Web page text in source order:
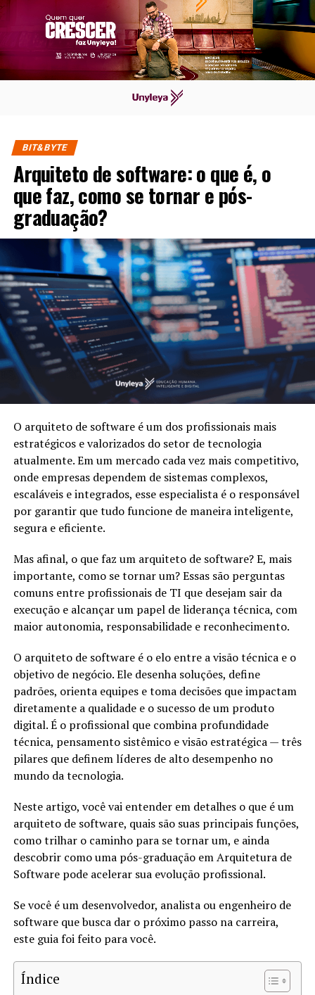
BIT&BYTE
Arquiteto de software: o que é, o
que faz, como se tornar e pós-
graduação?
O arquiteto de software é um dos profissionais mais
estratégicos e valorizados do setor de tecnologia
atualmente. Em um mercado cada vez mais competitivo,
onde empresas dependem de sistemas complexos,
escaláveis e integrados, esse especialista é o responsável
por garantir que tudo funcione de maneira inteligente,
segura e eficiente.
Mas afinal, o que faz um arquiteto de software? E, mais
importante, como se tornar um? Essas são perguntas
comuns entre profissionais de TI que desejam sair da
execução e alcançar um papel de liderança técnica, com
maior autonomia, responsabilidade e reconhecimento.
O arquiteto de software é o elo entre a visão técnica e o
objetivo de negócio. Ele desenha soluções, define
padrões, orienta equipes e toma decisões que impactam
diretamente a qualidade e o sucesso de um produto
digital. É o profissional que combina profundidade
técnica, pensamento sistêmico e visão estratégica — três
pilares que definem líderes de alto desempenho no
mundo da tecnologia.
Neste artigo, você vai entender em detalhes o que é um
arquiteto de software, quais são suas principais funções,
como trilhar o caminho para se tornar um, e ainda
descobrir como uma pós-graduação em Arquitetura de
Software pode acelerar sua evolução profissional.
Se você é um desenvolvedor, analista ou engenheiro de
software que busca dar o próximo passo na carreira,
este guia foi feito para você.
Índice